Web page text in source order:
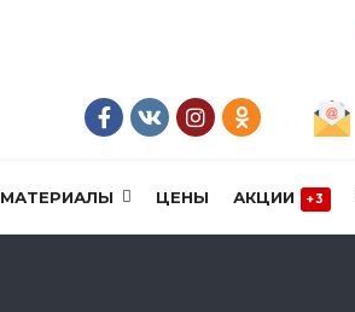
МАТЕРИАЛЫ ЦЕНЫ АКЦИИ +3